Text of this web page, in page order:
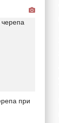
при